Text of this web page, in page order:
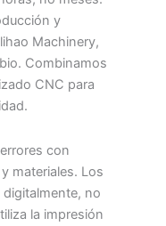
y
Machinery,
Combinamos
CNC para
con
materiales. Los
no
la impresión